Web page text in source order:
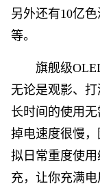
另外还有10亿
等。
旗舰级
无论是观影、
长时间的使用无
掉电速度很慢
拟日常重度使
充，让你充满